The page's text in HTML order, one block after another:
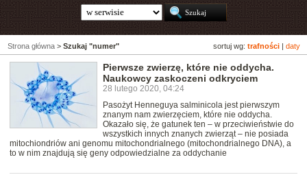
sortuj wg: trafności daty
Strona główna > Szukaj "numer"
Pierwsze zwierzę, które nie oddycha.
Naukowcy zaskoczeni odkryciem
28 lutego 2020, 04:24
Pasożyt Henneguya salminicola jest pierwszym
znanym nam zwierzęciem, które nie oddycha.
Okazało się, że gatunek ten – w przeciwieństwie do
wszystkich innych znanych zwierząt – nie posiada
mitochiondriów ani genomu mitochondrialnego (mitochondrialnego DNA), a
to w nim znajdują się geny odpowiedzialne za oddychanie